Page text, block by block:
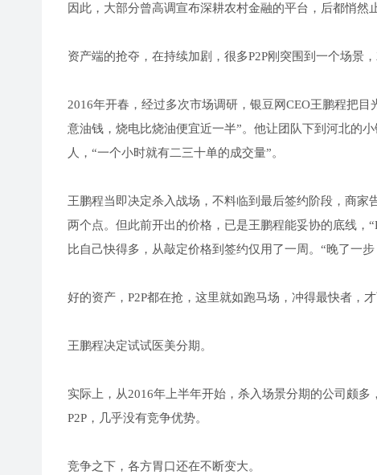
因此，大部分曾高调宣布深耕农村金融的平台，后都悄然
资产端的抢夺，在持续加剧，很多P2P刚突围到一个场景
2016年开春，经过多次市场调研，银豆网CEO王鹏程把
意油钱，烧电比烧油便宜近一半”。他让团队下到河北的
人，“一个小时就有二三十单的成交量”。
王鹏程当即决定杀入战场，不料临到最后签约阶段，商
两个点。但此前开出的价格，已是王鹏程能妥协的底线，
比自己快得多，从敲定价格到签约仅用了一周。“晚了一
好的资产，P2P都在抢，这里就如跑马场，冲得最快者，才
王鹏程决定试试医美分期。
实际上，从2016年上半年开始，杀入场景分期的公司颇
P2P，几乎没有竞争优势。
竞争之下，各方胃口还在不断变大。